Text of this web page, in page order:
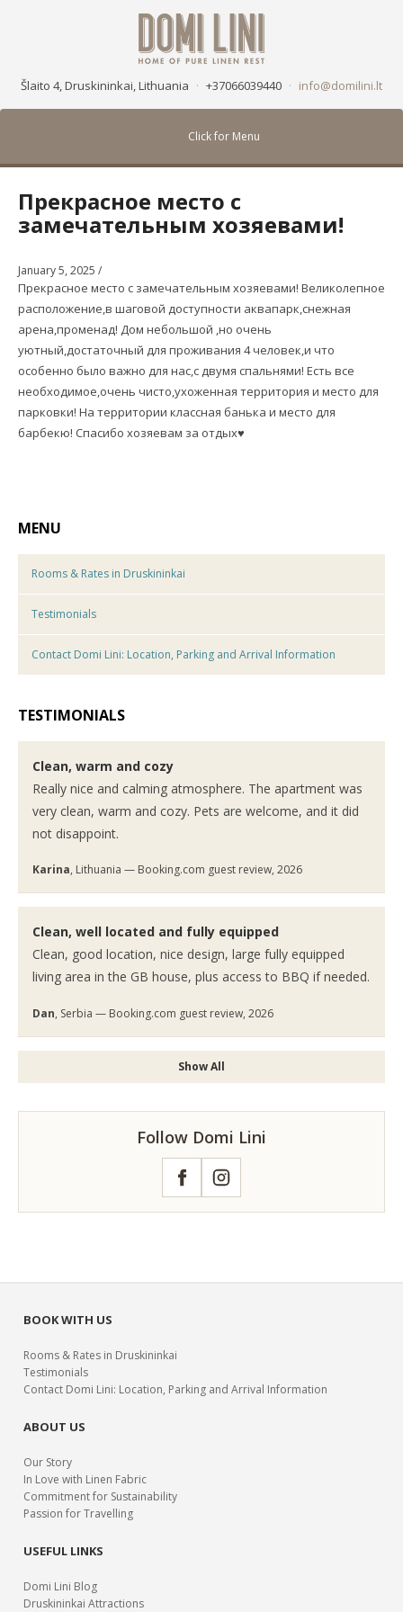
Šlaito 4, Druskininkai, Lithuania · +37066039440 · info@domilini.lt
Click for Menu
Прекрасное место с
замечательным хозяевами!
January 5, 2025 /
Прекрасное место с замечательным хозяевами! Великолепное
расположение,в шаговой доступности аквапарк,снежная
арена,променад! Дом небольшой ,но очень
уютный,достаточный для проживания 4 человек,и что
особенно было важно для нас,с двумя спальнями! Есть все
необходимое,очень чисто,ухоженная территория и место для
парковки! На территории классная банька и место для
барбекю! Спасибо хозяевам за отдых♥️
MENU
Rooms & Rates in Druskininkai
Testimonials
Contact Domi Lini: Location, Parking and Arrival Information
TESTIMONIALS
Clean, warm and cozy
Really nice and calming atmosphere. The apartment was
very clean, warm and cozy. Pets are welcome, and it did
not disappoint.
Karina, Lithuania — Booking.com guest review, 2026
Clean, well located and fully equipped
Clean, good location, nice design, large fully equipped
living area in the GB house, plus access to BBQ if needed.
Dan, Serbia — Booking.com guest review, 2026
Show All
Follow Domi Lini
FacebookInstagram
BOOK WITH US
Rooms & Rates in Druskininkai
Testimonials
Contact Domi Lini: Location, Parking and Arrival Information
ABOUT US
Our Story
In Love with Linen Fabric
Commitment for Sustainability
Passion for Travelling
USEFUL LINKS
Domi Lini Blog
Druskininkai Attractions